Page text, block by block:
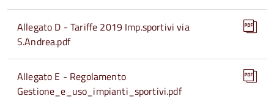
Allegato D - Tariffe 2019 Imp.sportivi via
S.Andrea.pdf
Allegato E - Regolamento
Gestione_e_uso_impianti_sportivi.pdf